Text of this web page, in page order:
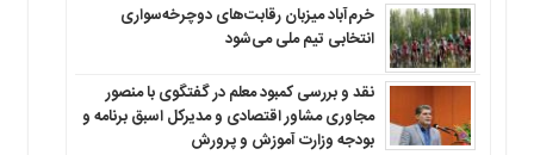
خرم‌آباد میزبان رقابت‌های دوچرخه‌سواری
انتخابی تیم ملی می‌شود
نقد و بررسی کمبود معلم در گفتگوی با منصور
مجاوری مشاور اقتصادی و مدیرکل اسبق برنامه و
بودجه وزارت آموزش و پرورش